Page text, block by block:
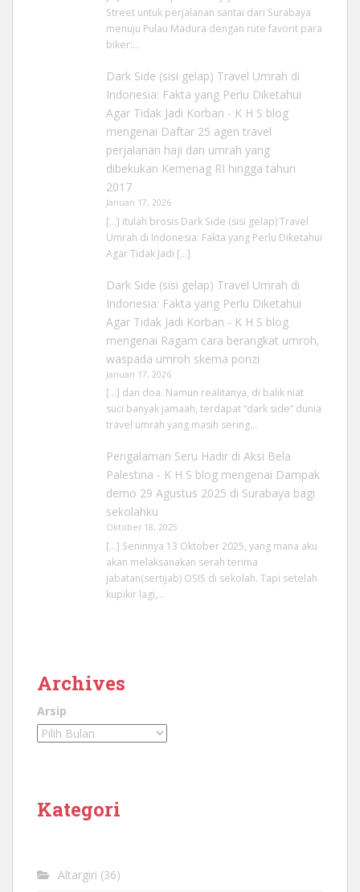
Street untuk perjalanan santai dari Surabaya
menuju Pulau Madura dengan rute favorit para
biker:…
Dark Side (sisi gelap) Travel Umrah di
Indonesia: Fakta yang Perlu Diketahui
Agar Tidak Jadi Korban - K H S blog
mengenai Daftar 25 agen travel
perjalanan haji dan umrah yang
dibekukan Kemenag RI hingga tahun
2017
Januari 17, 2026
[…] itulah brosis Dark Side (sisi gelap) Travel
Umrah di Indonesia: Fakta yang Perlu Diketahui
Agar Tidak Jadi […]
Dark Side (sisi gelap) Travel Umrah di
Indonesia: Fakta yang Perlu Diketahui
Agar Tidak Jadi Korban - K H S blog
mengenai Ragam cara berangkat umroh,
waspada umroh skema ponzi
Januari 17, 2026
[…] dan doa. Namun realitanya, di balik niat
suci banyak jamaah, terdapat “dark side” dunia
travel umrah yang masih sering…
Pengalaman Seru Hadir di Aksi Bela
Palestina - K H S blogmengenai Dampak
demo 29 Agustus 2025 di Surabaya bagi
sekolahku
Oktober 18, 2025
[…] Seninnya 13 Oktober 2025, yang mana aku
akan melaksanakan serah terima
jabatan(sertijab) OSIS di sekolah. Tapi setelah
kupikir lagi,…
Archives
Arsip
Kategori
Altargiri (36)